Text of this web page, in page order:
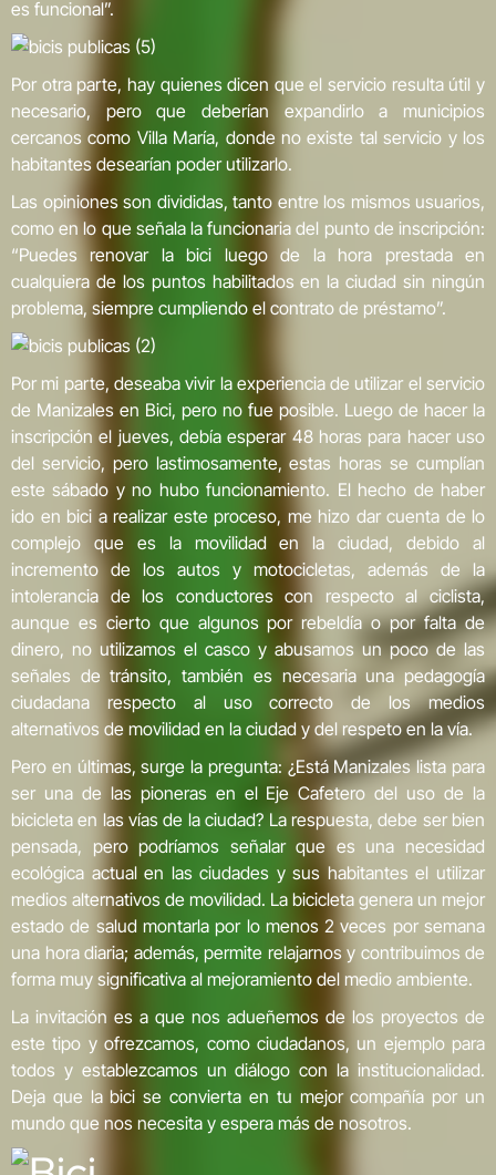
es funcional”.
Por otra parte, hay quienes dicen que el servicio resulta útil y
necesario, pero que deberían expandirlo a municipios
cercanos como Villa María, donde no existe tal servicio y los
habitantes desearían poder utilizarlo.
Las opiniones son divididas, tanto entre los mismos usuarios,
como en lo que señala la funcionaria del punto de inscripción:
“Puedes renovar la bici luego de la hora prestada en
cualquiera de los puntos habilitados en la ciudad sin ningún
problema, siempre cumpliendo el contrato de préstamo”.
Por mi parte, deseaba vivir la experiencia de utilizar el servicio
de Manizales en Bici, pero no fue posible. Luego de hacer la
inscripción el jueves, debía esperar 48 horas para hacer uso
del servicio, pero lastimosamente, estas horas se cumplían
este sábado y no hubo funcionamiento. El hecho de haber
ido en bici a realizar este proceso, me hizo dar cuenta de lo
complejo que es la movilidad en la ciudad, debido al
incremento de los autos y motocicletas, además de la
intolerancia de los conductores con respecto al ciclista,
aunque es cierto que algunos por rebeldía o por falta de
dinero, no utilizamos el casco y abusamos un poco de las
señales de tránsito, también es necesaria una pedagogía
ciudadana respecto al uso correcto de los medios
alternativos de movilidad en la ciudad y del respeto en la vía.
Pero en últimas, surge la pregunta: ¿Está Manizales lista para
ser una de las pioneras en el Eje Cafetero del uso de la
bicicleta en las vías de la ciudad? La respuesta, debe ser bien
pensada, pero podríamos señalar que es una necesidad
ecológica actual en las ciudades y sus habitantes el utilizar
medios alternativos de movilidad. La bicicleta genera un mejor
estado de salud montarla por lo menos 2 veces por semana
una hora diaria; además, permite relajarnos y contribuimos de
forma muy significativa al mejoramiento del medio ambiente.
La invitación es a que nos adueñemos de los proyectos de
este tipo y ofrezcamos, como ciudadanos, un ejemplo para
todos y establezcamos un diálogo con la institucionalidad.
Deja que la bici se convierta en tu mejor compañía por un
mundo que nos necesita y espera más de nosotros.